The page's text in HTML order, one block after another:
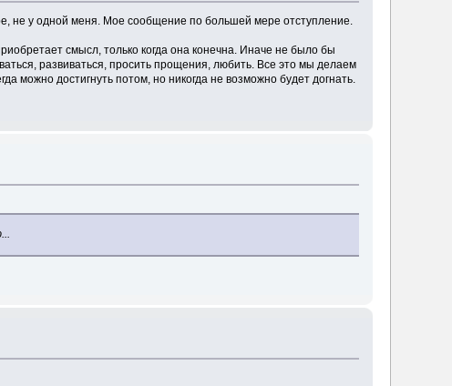
не у одной меня. Мое сообщение по большей мере отступление.
смысл, только когда она конечна. Иначе не было бы
развиваться, просить прощения, любить. Все это мы делаем
можно достигнуть потом, но никогда не возможно будет догнать.